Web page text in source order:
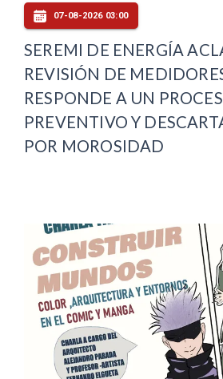
07-08-2026 03:00
SEREMI DE ENERGÍA
REVISIÓN DE
RESPONDE A UN
PREVENTIVO Y
POR MOROSIDAD